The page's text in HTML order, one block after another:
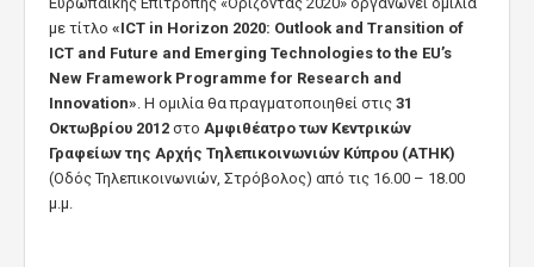
με τίτλο «ICT in Horizon 2020: Outlook and Transition of
ICT and Future and Emerging Technologies to the EU’s
New Framework Programme for Research and
Innovation». H ομιλία θα πραγματοποιηθεί στις 31
Οκτωβρίου 2012 στο Αμφιθέατρο των Κεντρικών
Γραφείων της Αρχής Τηλεπικοινωνιών Κύπρου (ΑΤΗΚ)
(Οδός Τηλεπικοινωνιών, Στρόβολος) από τις 16.00 – 18.00
μ.μ.